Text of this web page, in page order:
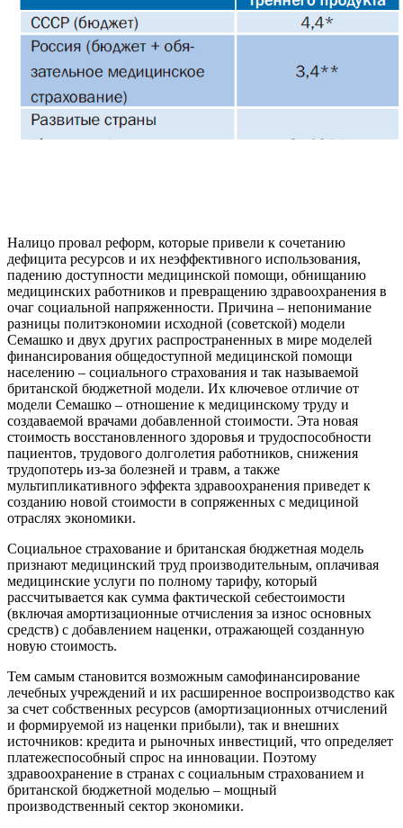
Налицо провал реформ, которые привели к сочетанию
дефицита ресурсов и их неэффективного использования,
падению доступности медицинской помощи, обнищанию
медицинских работников и превращению здравоохранения в
очаг социальной напряженности. Причина – непонимание
разницы политэкономии исходной (советской) модели
Семашко и двух других распространенных в мире моделей
финансирования общедоступной медицинской помощи
населению – социального страхования и так называемой
британской бюджетной модели. Их ключевое отличие от
модели Семашко – отношение к медицинскому труду и
создаваемой врачами добавленной стоимости. Эта новая
стоимость восстановленного здоровья и трудоспособности
пациентов, трудового долголетия работников, снижения
трудопотерь из-за болезней и травм, а также
мультипликативного эффекта здравоохранения приведет к
созданию новой стоимости в сопряженных с медициной
отраслях экономики.
Социальное страхование и британская бюджетная модель
признают медицинский труд производительным, оплачивая
медицинские услуги по полному тарифу, который
рассчитывается как сумма фактической себестоимости
(включая амортизационные отчисления за износ основных
средств) с добавлением наценки, отражающей созданную
новую стоимость.
Тем самым становится возможным самофинансирование
лечебных учреждений и их расширенное воспроизводство как
за счет собственных ресурсов (амортизационных отчислений
и формируемой из наценки прибыли), так и внешних
источников: кредита и рыночных инвестиций, что определяет
платежеспособный спрос на инновации. Поэтому
здравоохранение в странах с социальным страхованием и
британской бюджетной моделью – мощный
производственный сектор экономики.